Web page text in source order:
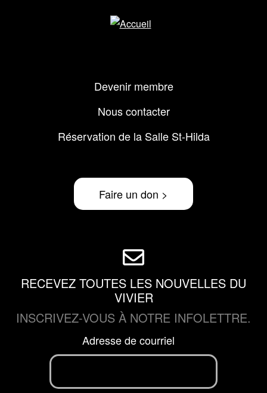
Devenir membre
Nous contacter
Réservation de la Salle St-Hilda
Faire un don >
RECEVEZ TOUTES LES NOUVELLES DU
VIVIER
INSCRIVEZ-VOUS À NOTRE INFOLETTRE.
Adresse de courriel